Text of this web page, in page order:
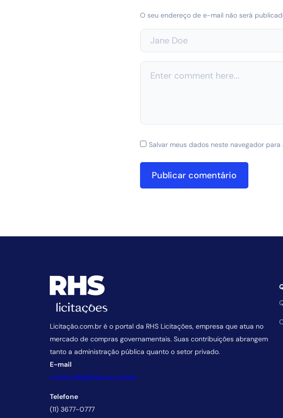
O seu endereço de e-mail não será
Salvar meus dados neste navegador
Licitação.com.br é o portal da RHS Licitações, empresa que atua no
mercado de compras governamentais. Suas contribuições abrangem
tanto a administração pública quanto o setor privado.
E-mail
comercial@licitacao.com.br
Telefone
(11) 3677-0777